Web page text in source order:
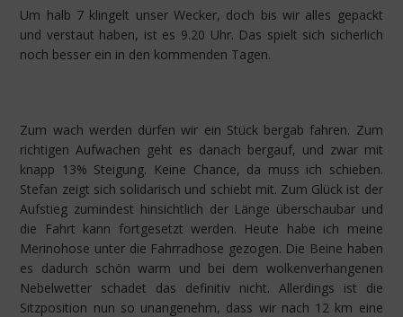
Um halb 7 klingelt unser Wecker, doch bis wir alles gepackt
und verstaut haben, ist es 9.20 Uhr. Das spielt sich sicherlich
noch besser ein in den kommenden Tagen.
Zum wach werden dürfen wir ein Stück bergab fahren. Zum
richtigen Aufwachen geht es danach bergauf, und zwar mit
knapp 13% Steigung. Keine Chance, da muss ich schieben.
Stefan zeigt sich solidarisch und schiebt mit. Zum Glück ist der
Aufstieg zumindest hinsichtlich der Länge überschaubar und
die Fahrt kann fortgesetzt werden. Heute habe ich meine
Merinohose unter die Fahrradhose gezogen. Die Beine haben
es dadurch schön warm und bei dem wolkenverhangenen
Nebelwetter schadet das definitiv nicht. Allerdings ist die
Sitzposition nun so unangenehm, dass wir nach 12 km eine